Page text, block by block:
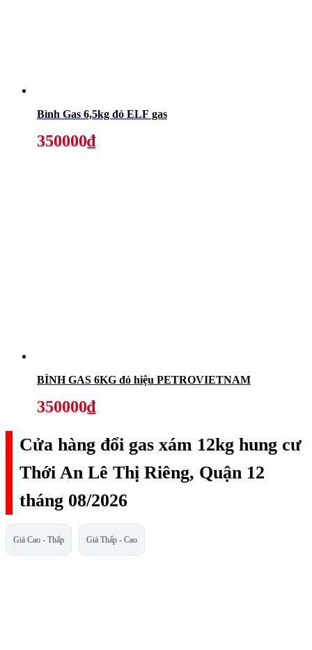
Bình Gas 6,5kg đỏ ELF gas
350000₫
BÌNH GAS 6KG đỏ hiệu PETROVIETNAM
350000₫
Cửa hàng đổi gas xám 12kg hung cư
Thới An Lê Thị Riêng, Quận 12
tháng 08/2026
Giá Cao - Thấp Giá Thấp - Cao